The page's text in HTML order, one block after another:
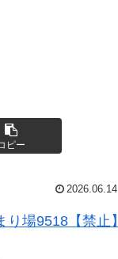
ピー
2026.06.14
場9518【禁止】